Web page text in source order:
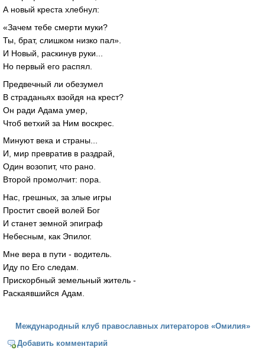
А новый креста хлебнул:
«Зачем тебе смерти муки?
Ты, брат, слишком низко пал».
И Новый, раскинув руки...
Но первый его распял.
Предвечный ли обезумел
В страданьях взойдя на крест?
Он ради Адама умер,
Чтоб ветхий за Ним воскрес.
Минуют века и страны...
И, мир превратив в раздрай,
Один возопит, что рано.
Второй промолчит: пора.
Нас, грешных, за злые игры
Простит своей волей Бог
И станет земной эпиграф
Небесным, как Эпилог.
Мне вера в пути - водитель.
Иду по Его следам.
Прискорбный земельный житель -
Раскаявшийся Адам.
Международный клуб православных литераторов «Омилия»
Добавить комментарий